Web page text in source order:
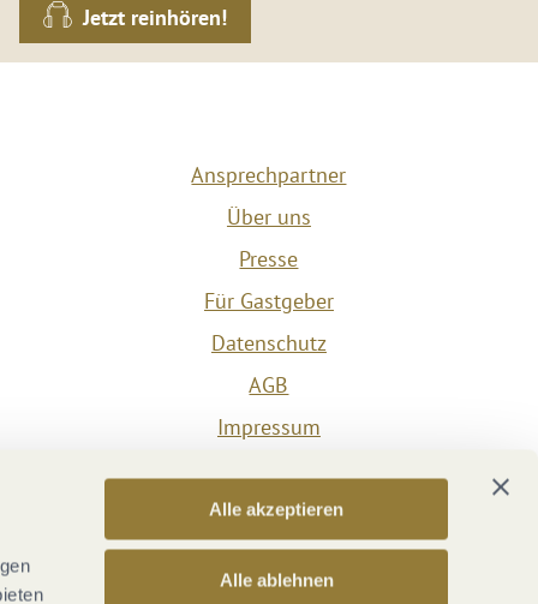
Alle akzeptieren
Alle ablehnen
Jetzt reinhören!
Ansprechpartner
Über uns
Presse
Für Gastgeber
Datenschutz
AGB
Impressum
Vertrag widerrufen
Versicherungsvertrag widerrufen